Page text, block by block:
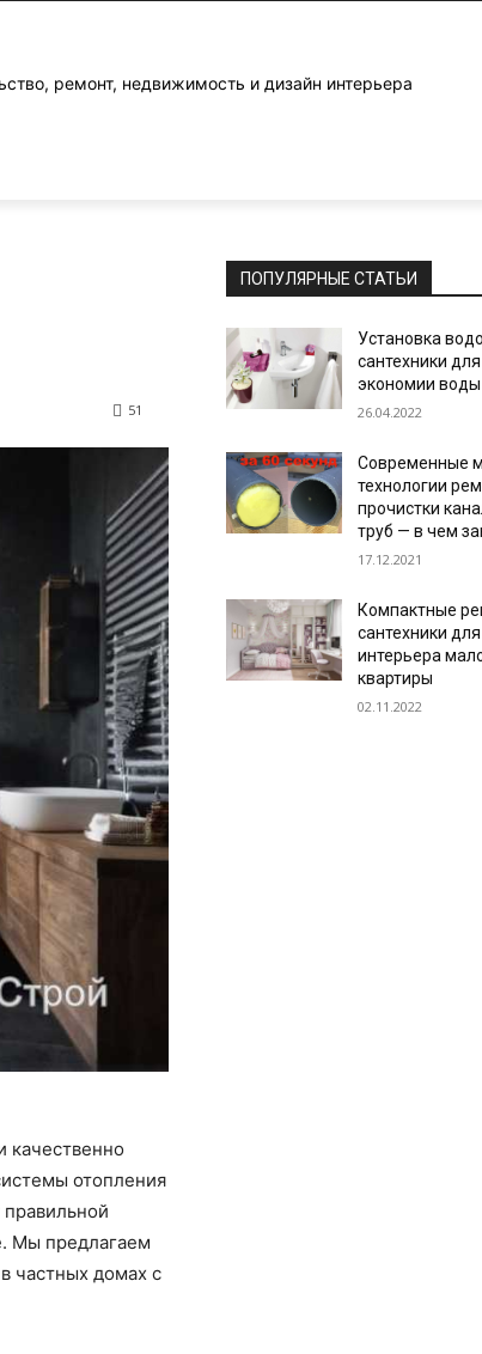
ремонт, недвижимость и дизайн интерьера
51
качественно
отопления
Мы предлагаем
частных домах с
ПОПУЛЯРНЫЕ СТАТЬИ
Установка
сантехники
экономии воды
26.04.2022
Современные
технологии
прочистки
труб — в чем
17.12.2021
Компактные
сантехники
интерьера
квартиры
02.11.2022